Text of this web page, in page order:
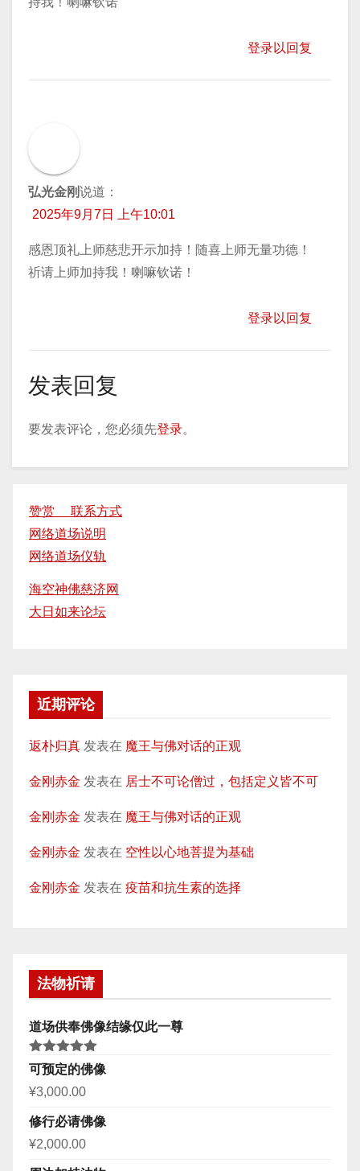
登录以回复
弘光金刚说道：
2025年9月7日 上午10:01
感恩顶礼上师慈悲开示加持！随喜上师无量功德！
祈请上师加持我！喇嘛钦诺！
登录以回复
发表回复
要发表评论，您必须先登录。
赞赏 联系方式
网络道场说明
网络道场仪轨
海空神佛慈济网
大日如来论坛
近期评论
返朴归真 发表在 魔王与佛对话的正观
金刚赤金 发表在 居士不可论僧过，包括定义皆不可
金刚赤金 发表在 魔王与佛对话的正观
金刚赤金 发表在 空性以心地菩提为基础
金刚赤金 发表在 疫苗和抗生素的选择
法物祈请
道场供奉佛像结缘仅此一尊
评分5.00
&sol; 5
可预定的佛像
¥3,000.00
修行必请佛像
¥2,000.00